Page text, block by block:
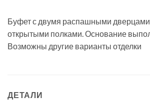
Буфет с двумя распашными
открытыми полками. Основание
Возможны другие варианты отделки
ДЕТАЛИ